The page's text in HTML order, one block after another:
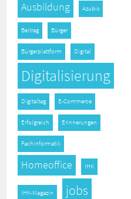
Ausbildung Azubis
Beitrag Bürger
Bürgerplattform Digital
Digitalisierung
Digitaltag E-Commerce
Erfolgreich Erinnerungen
Fachinformatik
Homeoffice IHK
IHK-Magazin jobs